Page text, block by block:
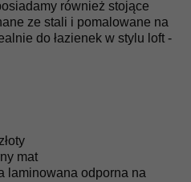
również stojące
ze stali i pomalowane na
do łazienek w stylu loft -
mat
laminowana odporna na